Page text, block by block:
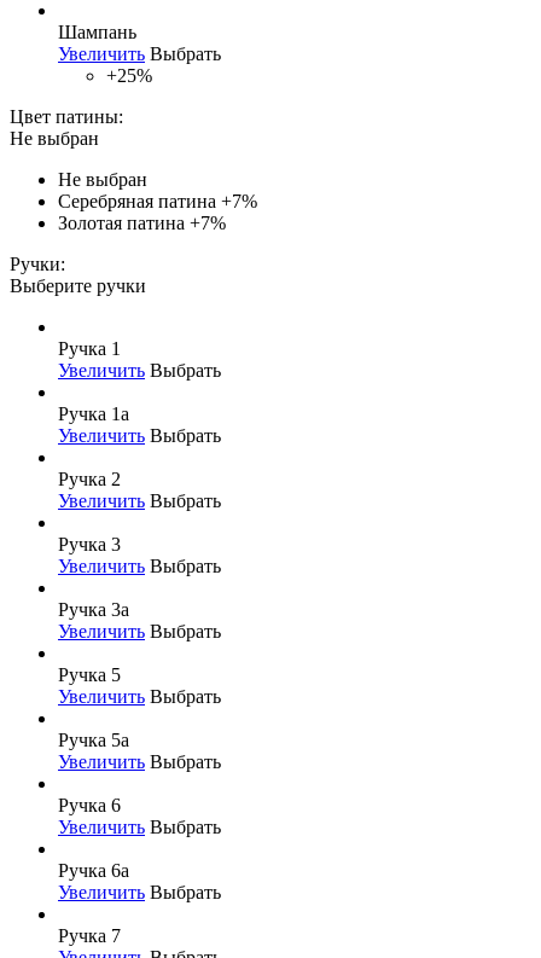
Шампань
Увеличить Выбрать
+25%
Цвет патины:
Не выбран
Не выбран
Серебряная патина +7%
Золотая патина +7%
Ручки:
Выберите ручки
Ручка 1
Увеличить Выбрать
Ручка 1а
Увеличить Выбрать
Ручка 2
Увеличить Выбрать
Ручка 3
Увеличить Выбрать
Ручка 3а
Увеличить Выбрать
Ручка 5
Увеличить Выбрать
Ручка 5а
Увеличить Выбрать
Ручка 6
Увеличить Выбрать
Ручка 6а
Увеличить Выбрать
Ручка 7